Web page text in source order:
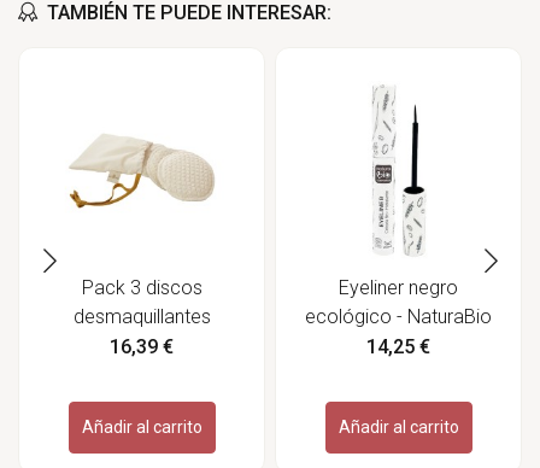
TAMBIÉN TE PUEDE INTERESAR:
Pack 3 discos
desmaquillantes
reutilizables de algodón
16,39 €
Añadir al carrito
Eyeliner negro
ecológico - NaturaBio
Cosmetics
14,25 €
Añadir al carrito